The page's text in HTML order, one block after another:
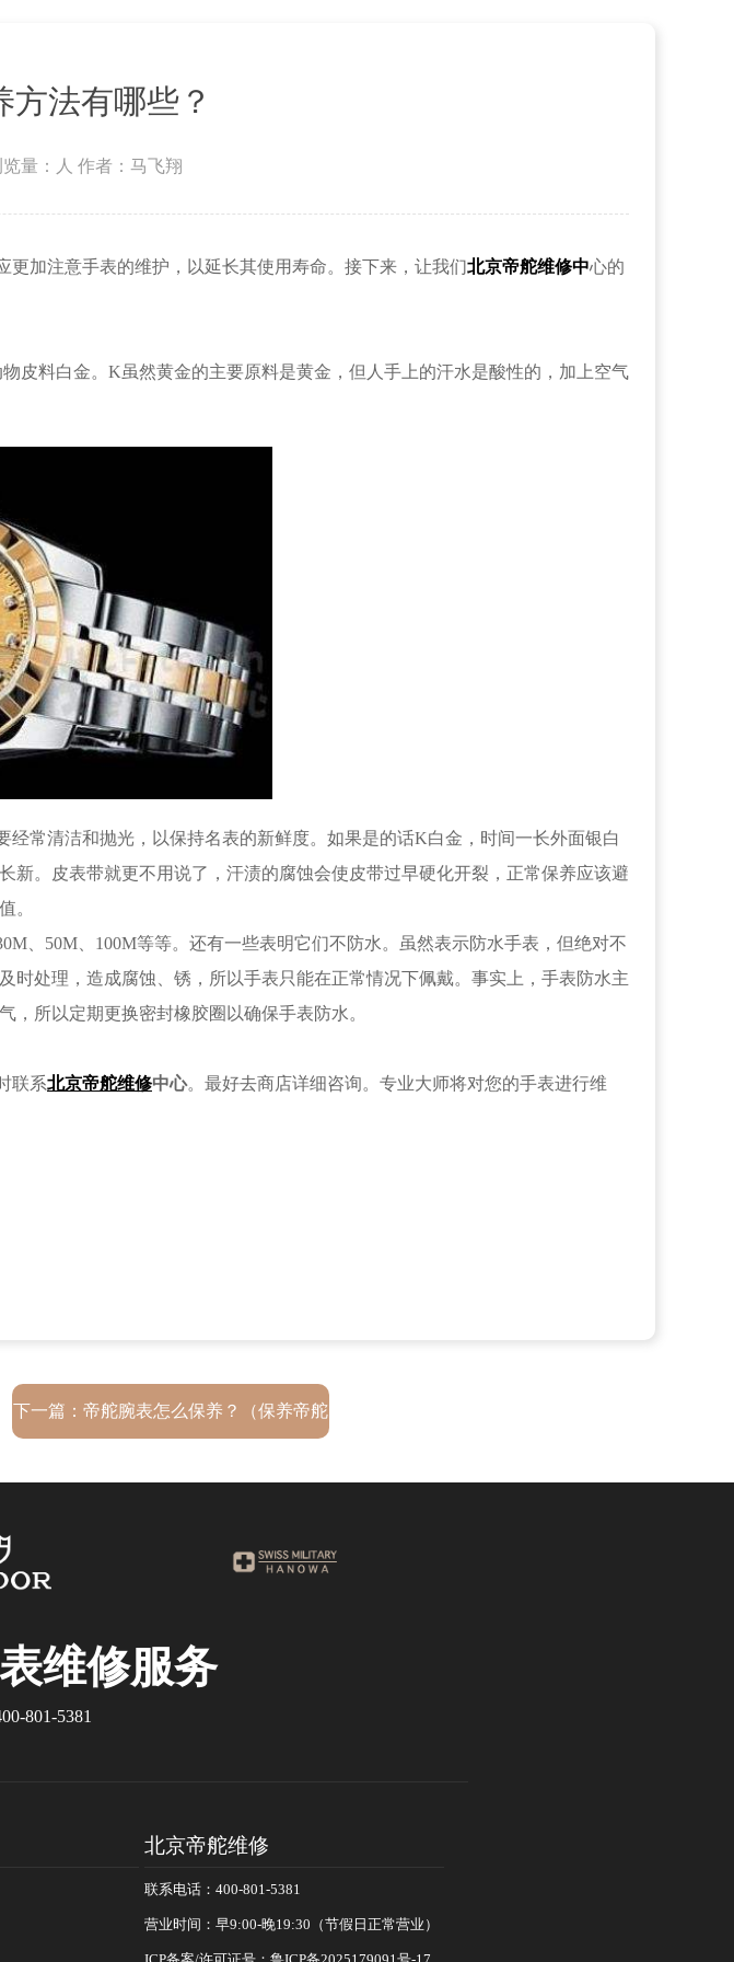
方法有哪些？
量： 人 作者：马飞翔
加注意手表的维护，以延长其使用寿命。接下来，让我们北京帝舵维修中心的
料白金。K虽然黄金的主要原料是黄金，但人手上的汗水是酸性的，加上空气
常清洁和抛光，以保持名表的新鲜度。如果是的话K白金，时间一长外面银白
。皮表带就更不用说了，汗渍的腐蚀会使皮带过早硬化开裂，正常保养应该避
。
50M、100M等等。还有一些表明它们不防水。虽然表示防水手表，但绝对不
处理，造成腐蚀、锈，所以手表只能在正常情况下佩戴。事实上，手表防水主
所以定期更换密封橡胶圈以确保手表防水。
联系北京帝舵维修中心。最好去商店详细咨询。专业大师将对您的手表进行维
下一篇：帝舵腕表怎么保养？（保养帝舵
维修服务
801-5381
北京帝舵维修
联系电话：400-801-5381
营业时间：早9:00-晚19:30（节假日正常营业）